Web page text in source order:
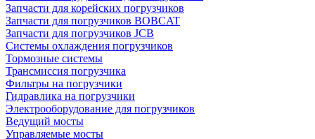
Запчасти для корейских погрузчиков
Запчасти для погрузчиков BOBCAT
Запчасти для погрузчиков JCB
Системы охлаждения погрузчиков
Тормозные системы
Трансмиссия погрузчика
Фильтры на погрузчики
Гидравлика на погрузчики
Электрооборудование для погрузчиков
Ведущий мосты
Управляемые мосты